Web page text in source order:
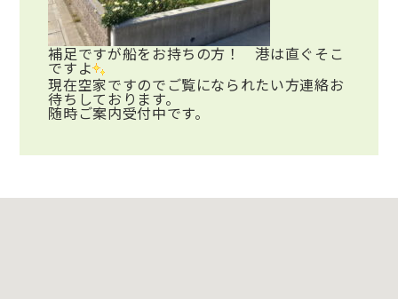
補足ですが船をお持ちの方！ 港は直ぐそこ
ですよ
現在空家ですのでご覧になられたい方連絡お
待ちしております。
随時ご案内受付中です。